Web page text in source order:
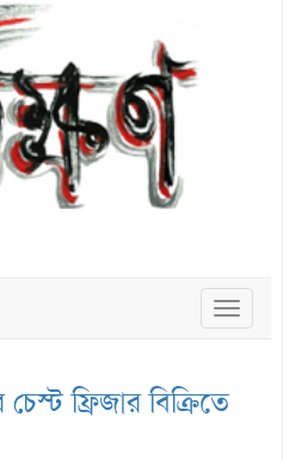
Toggle
ফ্রিজার বিক্রিতে